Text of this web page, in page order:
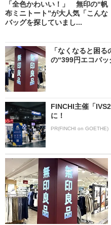
「全色かわいい！」 無印の“帆
布ミニトート”が大人気「こんな
バッグを探していまし...
「なくなると困
の“399円エコバ
FINCHI主催「
に！
PR(FINCHI on GOETHE)